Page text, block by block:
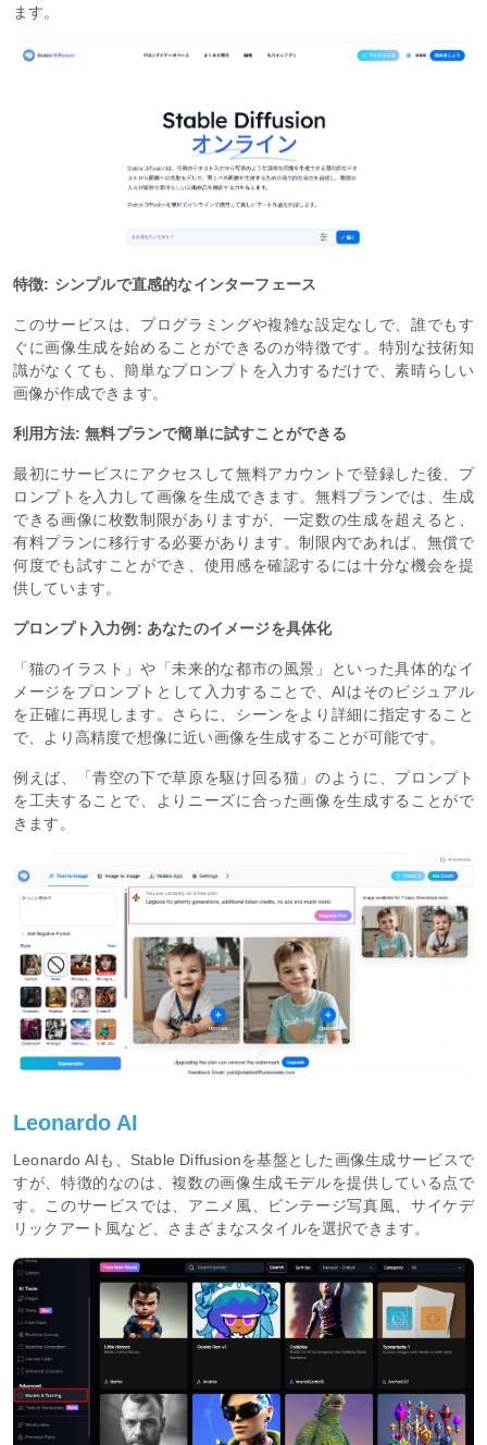
ます。
特徴: シンプルで直感的なインターフェース
このサービスは、プログラミングや複雑な設定なしで、誰でもす
ぐに画像生成を始めることができるのが特徴です。特別な技術知
識がなくても、簡単なプロンプトを入力するだけで、素晴らしい
画像が作成できます。
利用方法: 無料プランで簡単に試すことができる
最初にサービスにアクセスして無料アカウントで登録した後、プ
ロンプトを入力して画像を生成できます。無料プランでは、生成
できる画像に枚数制限がありますが、一定数の生成を超えると、
有料プランに移行する必要があります。制限内であれば、無償で
何度でも試すことができ、使用感を確認するには十分な機会を提
供しています。
プロンプト入力例: あなたのイメージを具体化
「猫のイラスト」や「未来的な都市の風景」といった具体的なイ
メージをプロンプトとして入力することで、AIはそのビジュアル
を正確に再現します。さらに、シーンをより詳細に指定すること
で、より高精度で想像に近い画像を生成することが可能です。
例えば、「青空の下で草原を駆け回る猫」のように、プロンプト
を工夫することで、よりニーズに合った画像を生成することがで
きます。
Leonardo AI
Leonardo AIも、Stable Diffusionを基盤とした画像生成サービスで
すが、特徴的なのは、複数の画像生成モデルを提供している点で
す。このサービスでは、アニメ風、ビンテージ写真風、サイケデ
リックアート風など、さまざまなスタイルを選択できます。